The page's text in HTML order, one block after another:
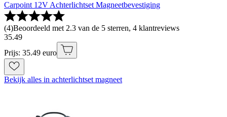
Carpoint 12V Achterlichtset Magneetbevestiging
(4)Beoordeeld met 2.3 van de 5 sterren, 4 klantreviews
35.49
Prijs: 35.49 euro
Bekijk alles in achterlichtset magneet